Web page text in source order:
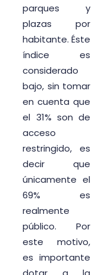
parques y
plazas por
habitante. Éste
índice es
considerado
bajo, sin tomar
en cuenta que
el 31% son de
acceso
restringido, es
decir que
únicamente el
69% es
realmente
público. Por
este motivo,
es importante